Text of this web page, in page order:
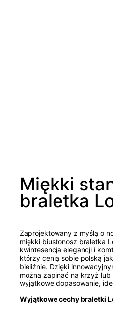
Miękki
braletka
Zaprojektowany z myślą o
miękki biustonosz braletka
kwintesencja elegancji i
którzy cenią sobie polską
bieliźnie. Dzięki
można zapinać na krzyż
wyjątkowe dopasowanie,
Wyjątkowe cechy braletki